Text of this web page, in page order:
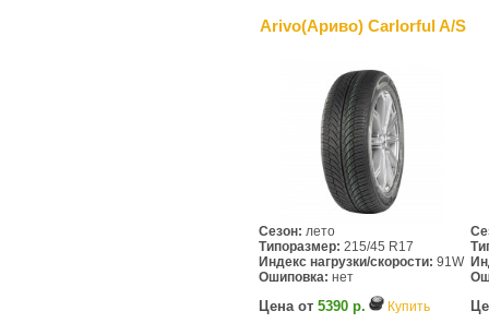
Arivo(Ариво) Carlorful A/S
Сезон: лето
Типоразмер: 215/45 R17
Индекс нагрузки/скорости: 91W
Ошиповка: нет
Цена от 5390 р. Купить